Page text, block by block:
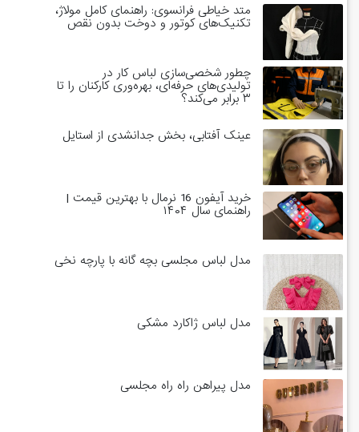
متد خیاطی فرانسوی: راهنمای کامل مولاژ،
تکنیک‌های کوتور و دوخت بدون نقص
چطور شخصی‌سازی لباس کار در
تولیدی‌های حرفه‌ای، بهره‌وری کارکنان را تا
۳ برابر می‌کند؟
عینک آفتابی، بخش جدانشدی از استایل
خرید آیفون 16 نرمال با بهترین قیمت |
راهنمای سال ۱۴۰۴
مدل لباس مجلسی بچه گانه با پارچه نخی
مدل لباس ژاکارد مشکی
مدل پیراهن راه راه مجلسی